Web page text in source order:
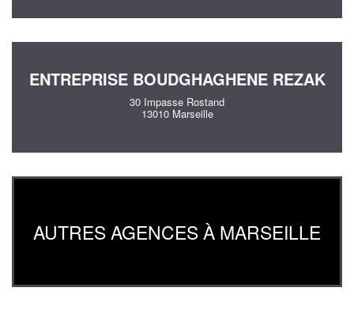
ENTREPRISE BOUDGHAGHENE REZAK
30 Impasse Rostand
13010 Marseille
AUTRES AGENCES À MARSEILLE